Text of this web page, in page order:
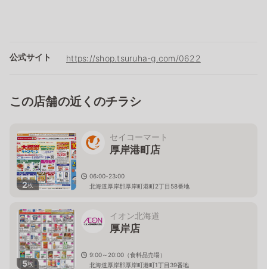
公式サイト https://shop.tsuruha-g.com/0622
この店舗の近くのチラシ
2枚
セイコーマート
厚岸港町店
06:00-23:00
北海道厚岸郡厚岸町港町2丁目58番地
5枚
イオン北海道
厚岸店
9:00～20:00（食料品売場）
北海道厚岸郡厚岸町港町1丁目39番地